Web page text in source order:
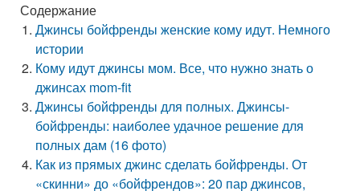
Содержание
Джинсы бойфренды женские кому идут. Немного
истории
Кому идут джинсы мом. Все, что нужно знать о
джинсах mom-fit
Джинсы бойфренды для полных. Джинсы-
бойфренды: наиболее удачное решение для
полных дам (16 фото)
Как из прямых джинс сделать бойфренды. От
«скинни» до «бойфрендов»: 20 пар джинсов,